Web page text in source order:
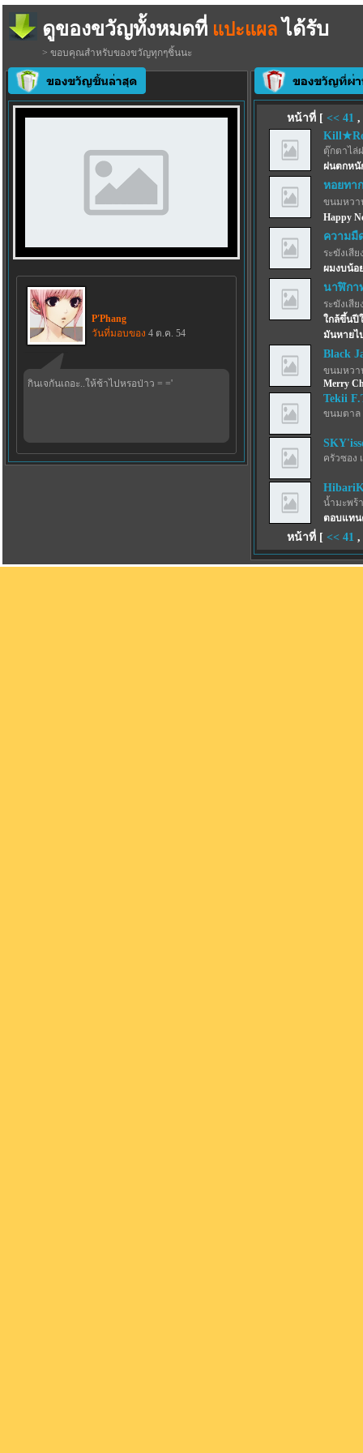
ดูของขวัญทั้งหมดที่ แปะแผล ได้รับ
> ขอบคุณสำหรับของขวัญทุกๆชิ้นนะ
P'Phang
วันที่มอบของ 4 ต.ค. 54
กินเจกันเถอะ..ให้ช้าไปหรอป่าว = ='
หน้าที่ [ << 41 ,
ตุ๊กตาไล่
ฝนตกหนั
หอยทา
ขนมหวา
Happy
ความมื
ระฆังเสีย
ผมงบน้อ
นาฬิกา
ระฆังเสีย
ใกล้ขึ้นปี
มันหายไป
Black
ขนมหวา
Merry
Tekii
ขนมตาล
ครัวซอง
น้ำมะพร้
ตอบแทน
หน้าที่ [ << 41 ,